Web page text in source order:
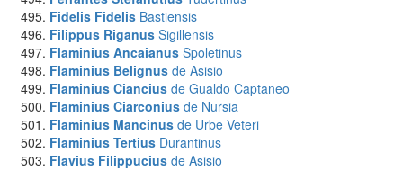
Fidelis Fidelis Bastiensis
Filippus Riganus Sigillensis
Flaminius Ancaianus Spoletinus
Flaminius Belignus de Asisio
Flaminius Ciancius de Gualdo Captaneo
Flaminius Ciarconius de Nursia
Flaminius Mancinus de Urbe Veteri
Flaminius Tertius Durantinus
Flavius Filippucius de Asisio